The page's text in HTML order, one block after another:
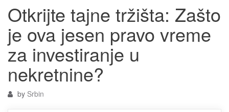
Otkrijte tajne tržišta: Zašto
je ova jesen pravo vreme
za investiranje u
nekretnine?
by Srbin